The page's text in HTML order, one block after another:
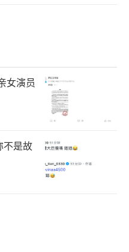
现香港电影各路大
做音乐演出，对电
解的，也明白要亲
能，但她内心始终
女演员
不是故